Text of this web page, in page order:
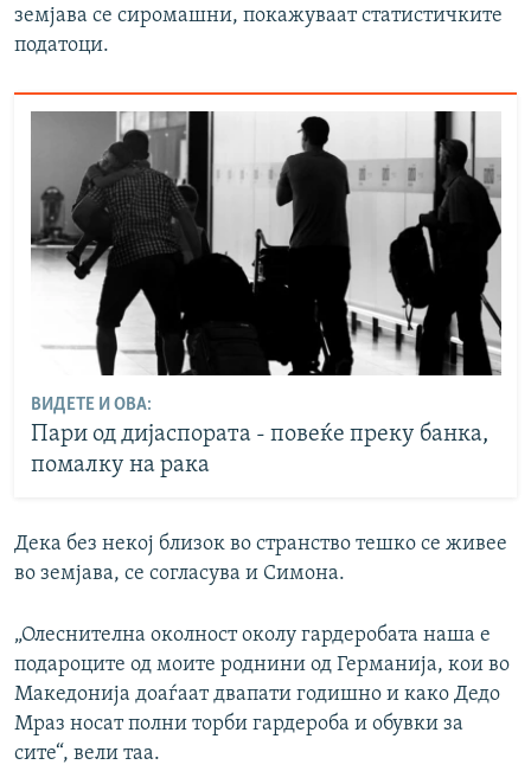
земјава се сиромашни, покажуваат статистичките
податоци.
ВИДЕТЕ И ОВА:
Пари од дијаспората - повеќе преку банка,
помалку на рака
Дека без некој близок во странство тешко се живее
во земјава, се согласува и Симона.
„Олеснителна околност околу гардеробата наша е
подароците од моите роднини од Германија, кои во
Македонија доаѓаат двапати годишно и како Дедо
Мраз носат полни торби гардероба и обувки за
сите“, вели таа.